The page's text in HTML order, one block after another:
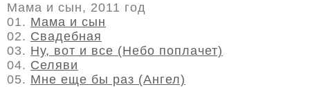
Мама и сын, 2011 год
01. Мама и сын
02. Свадебная
03. Ну, вот и все (Небо поплачет)
04. Селяви
05. Мне еще бы раз (Ангел)